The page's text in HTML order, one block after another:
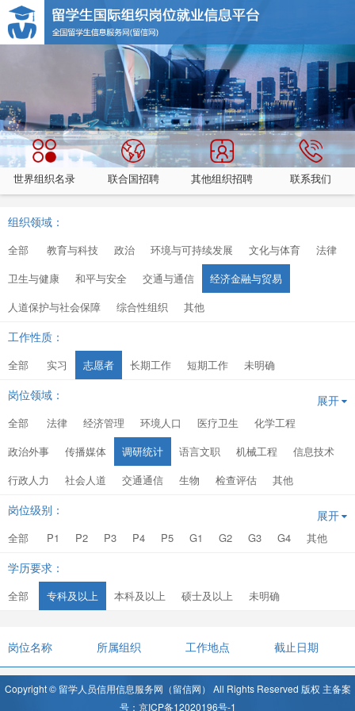
世界组织名录 联合国招聘 其他组织招聘 联系我们
组织领域：
全部 教育与科技 政治 环境与可持续发展 文化与体育
法律
卫生与健康
和平与安全 交通与通信
经济金融与贸易
人道保护与社会保障
综合性组织 其他
工作性质：
全部 实习 志愿者 长期工作 短期工作 未明确
岗位领域：
全部 法律 经济管理 环境人口 医疗卫生
化学工程
政治外事
传播媒体 调研统计 语言文职 机械工程
信息技术
行政人力
社会人道 交通通信 生物 检查评估 其他
展开
岗位级别：
全部 P1 P2 P3 P4 P5 G1 G2 G3 G4 其他
展开
学历要求：
全部 专科及以上 本科及以上 硕士及以上 未明确
岗位名称 所属组织 工作地点 截止日期
Copyright © 留学人员信用信息服务网（留信网） All Rights Reserved 版权 主备案
号：京ICP备12020196号-1